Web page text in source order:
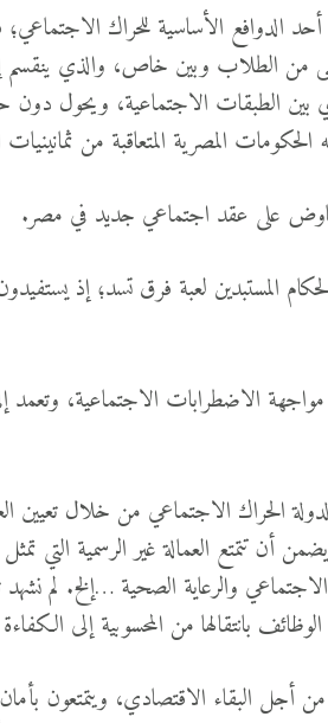
الدوافع الأساسية للحراك الاجتماعي؛
من الطلاب وبين خاص، والذي
بين الطبقات الاجتماعية، ويحول
المصرية المتعاقبة من ثمانينيات
على عقد اجتماعي جديد في مصر.
المستبدين لعبة فرق تسد؛ إذ
الاضطرابات الاجتماعية، وتعمد
٢٠١١، استوعبت الدولة الحراك الاجتماعي من
أن تتمتع العمالة غير الرسمية التي
والرعاية الصحية …إلخ. لم
بانتقالها من المحسوبية إلى
أجل البقاء الاقتصادي، ويتمتعون